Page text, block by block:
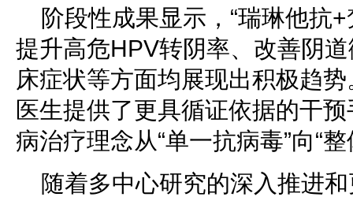
阶段性成果显示，“瑞琳他抗
提升高危HPV转阴率、改善阴
床症状等方面均展现出积极趋
医生提供了更具循证依据的干
病治疗理念从“单一抗病毒”向“
随着多中心研究的深入推进